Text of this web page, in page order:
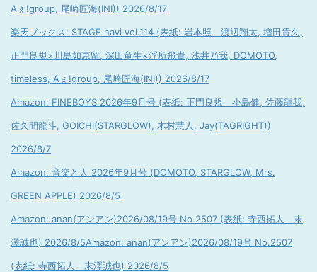
Aぇ!group, 尾崎匠海(INI)) 2026/8/17
楽天ブックス: STAGE navi vol.114 (表紙: 岩本照 渡辺翔太, 増田貴久,
正門良規×川島如恵留, 深田竜生×浮所飛貴, 浅井乃我, DOMOTO,
timeless, Aぇ!group, 尾崎匠海(INI)) 2026/8/17
Amazon: FINEBOYS 2026年9月号 (表紙: 正門良規 小島健, 佐藤龍我,
佐久間龍斗, GOICHI(STARGLOW), 木村慧人, Jay(TAGRIGHT))
2026/8/7
Amazon: 音楽と人 2026年9月号 (DOMOTO, STARGLOW, Mrs.
GREEN APPLE) 2026/8/5
Amazon: anan(アンアン)2026/08/19号 No.2507 (表紙: 寺西拓人 末
澤誠也) 2026/8/5Amazon: anan(アンアン)2026/08/19号 No.2507
(表紙: 寺西拓人 末澤誠也) 2026/8/5